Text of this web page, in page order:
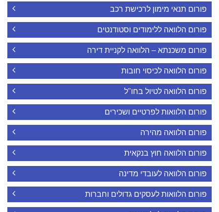
פורום תנאי מימון לרכישת רכב
פורום הלוואה ללימודים וסטודנטים
פורום משכנתא – הלוואה לקניית דירה
פורום הלוואה לכיסוי חובות
פורום הלוואה לטיול בחו"ל
פורום הלוואות לפרטיים ושכירים
פורום הלוואה מהירה
פורום הלוואה חוץ בנקאית
פורום הלוואה לעובדי מדינה
פורום הלוואות לעסקים גדולים וחברות